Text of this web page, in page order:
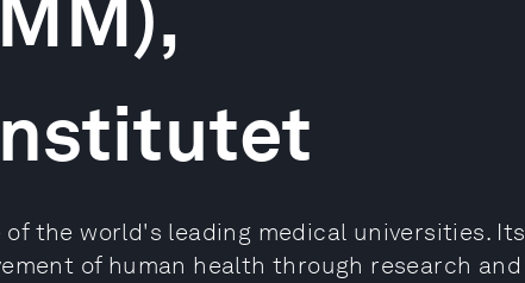
the world's leading medical universities. Its
of human health through research and